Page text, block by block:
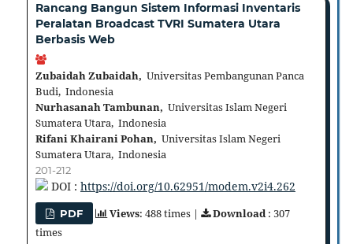
Rancang Bangun Sistem Informasi Inventaris
Peralatan Broadcast TVRI Sumatera Utara
Berbasis Web
Zubaidah Zubaidah, Universitas Pembangunan Panca
Budi, Indonesia
Nurhasanah Tambunan, Universitas Islam Negeri
Sumatera Utara, Indonesia
Rifani Khairani Pohan, Universitas Islam Negeri
Sumatera Utara, Indonesia
201-212
DOI : https://doi.org/10.62951/modem.v2i4.262
PDF Views: 488 times | Download: 307
times